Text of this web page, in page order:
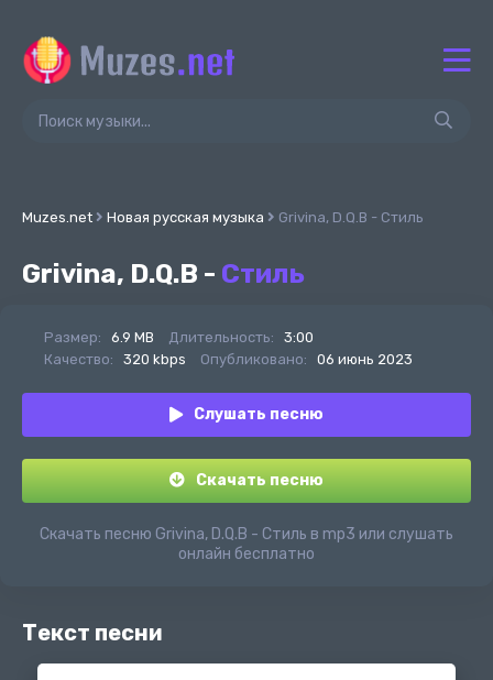
Muzes.net Новая русская музыка Grivina, D.Q.B - Стиль
Grivina, D.Q.B - Стиль
Размер: 6.9 MB Длительность:
3:00
Качество:
320 kbps Опубликовано: 06 июнь 2023
Слушать песню
Скачать песню
Скачать песню Grivina, D.Q.B - Стиль в mp3 или слушать
онлайн бесплатно
Текст песни